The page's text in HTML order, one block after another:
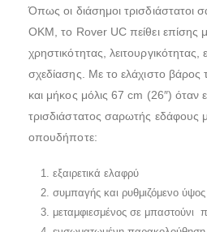
Όπως οι διάσημοι τρισδιάστατοι
OKM, το Rover UC πείθει επίσης
χρηστικότητας, λειτουργικότητας,
σχεδίασης. Με το ελάχιστο
και μήκος μόλις 67 cm (26″) όταν
τρισδιάστατος σαρωτής εδάφους
οπουδήποτε:
εξαιρετικά ελαφρύ
συμπαγής και ρυθμιζόμενο ύψος
μεταμφιεσμένος σε μπαστούνι